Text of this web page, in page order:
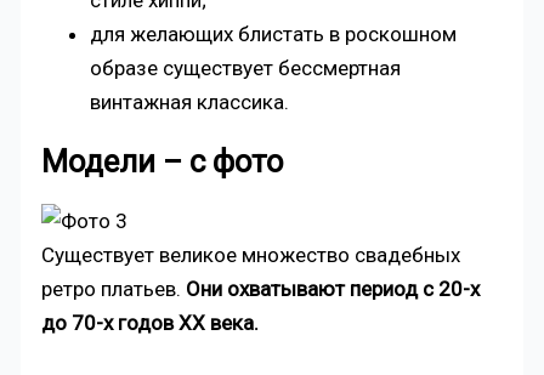
для желающих блистать в роскошном
образе существует бессмертная
винтажная классика.
Модели – с фото
Существует великое множество свадебных
ретро платьев. Они охватывают период с 20-х
до 70-х годов XX века.